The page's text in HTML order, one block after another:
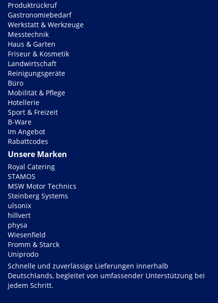
Produktrückruf
Gastronomiebedarf
Werkstatt & Werkzeuge
Messtechnik
Haus & Garten
Friseur & Kosmetik
Landwirtschaft
Reinigungsgeräte
Büro
Mobilität & Pflege
Hotellerie
Sport & Freizeit
B-Ware
Im Angebot
Rabattcodes
Unsere Marken
Royal Catering
STAMOS
MSW Motor Technics
Steinberg Systems
ulsonix
hillvert
physa
Wiesenfield
Fromm & Starck
Uniprodo
Schnelle und zuverlässige Lieferungen innerhalb
Deutschlands, begleitet von umfassender Unterstützung bei
jedem Schritt.